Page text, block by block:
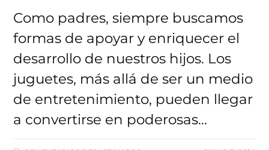
Como padres, siempre buscamos
formas de apoyar y enriquecer el
desarrollo de nuestros hijos. Los
juguetes, más allá de ser un medio
de entretenimiento, pueden llegar
a convertirse en poderosas…